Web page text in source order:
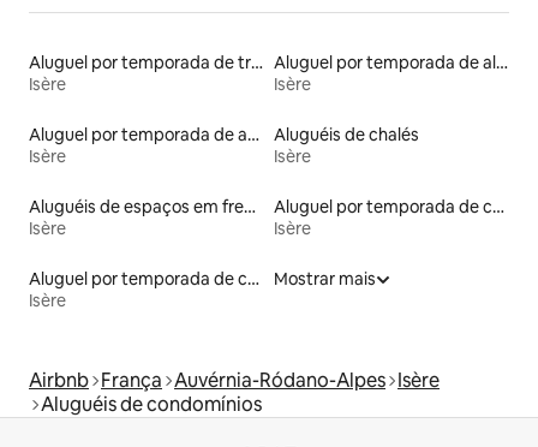
Aluguel por temporada de trailers
Isère
Aluguel por temporada de alojamentos ecológicos
Isère
Aluguel por temporada de apart-hotéis
Isère
Aluguéis de chalés
Isère
Aluguéis de espaços em frente à praia
Isère
Aluguel por temporada de casas de veraneio
Isère
Aluguel por temporada de casas na terra
Isère
Mostrar mais
Airbnb França Auvérnia-Ródano-Alpes Isère
Aluguéis de condomínios